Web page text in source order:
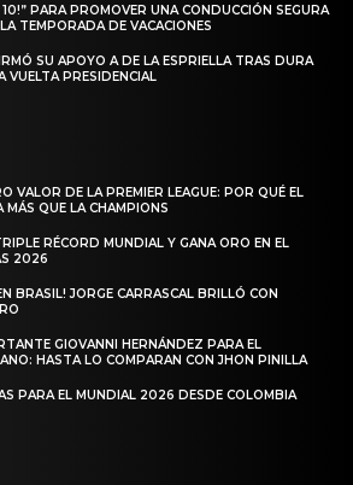
PARA PROMOVER UNA CONDUCCIÓN SEGURA
TEMPORADA DE VACACIONES
SU APOYO A DE LA ESPRIELLA TRAS DURA
VUELTA PRESIDENCIAL
VALOR DE LA PREMIER LEAGUE: POR QUÉ EL
MÁS QUE LA CHAMPIONS
RÉCORD MUNDIAL Y GANA ORO EN EL
2026
BRASIL! JORGE CARRASCAL BRILLÓ CON
GIOVANNI HERNÁNDEZ PARA EL
HASTA LO COMPARAN CON JHON PINILLA
PARA EL MUNDIAL 2026 DESDE COLOMBIA